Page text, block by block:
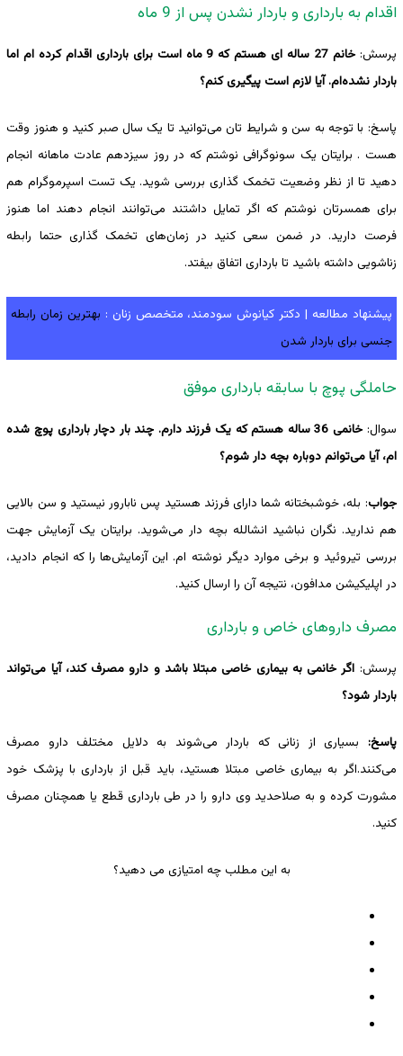
اقدام به بارداری و باردار نشدن پس از 9 ماه
پرسش:
خانم 27 ساله ای هستم که 9 ماه است برای بارداری اقدام کرده ام اما
باردار نشده‌ام. آیا لازم است پیگیری کنم؟
پاسخ: با توجه به سن و شرایط تان می‌توانید تا یک سال صبر کنید و هنوز وقت
هست . برایتان یک سونوگرافی نوشتم که در روز سیزدهم عادت ماهانه انجام
دهید تا از نظر وضعیت تخمک گذاری بررسی شوید. یک تست اسپرموگرام هم
برای همسرتان نوشتم که اگر تمایل داشتند می‌توانند انجام دهند اما هنوز
فرصت دارید. در ضمن سعی کنید در زمان‌های تخمک گذاری حتما رابطه
زناشویی داشته باشید تا بارداری اتفاق بیفتد.
پیشنهاد مطالعه | دکتر کیانوش سودمند، متخصص زنان : بهترین زمان رابطه
جنسی برای باردار شدن
حاملگی پوچ با سابقه بارداری موفق
سوال:
خانمی 36 ساله هستم که یک فرزند دارم. چند بار دچار بارداری پوچ شده
ام، آیا می‌توانم دوباره بچه دار شوم؟
جواب: بله، خوشبختانه شما دارای فرزند هستید پس نابارور نیستید و سن بالایی
هم ندارید. نگران نباشید انشالله بچه دار می‌شوید. برایتان یک آزمایش جهت
بررسی تیروئید و برخی موارد دیگر نوشته ام. این آزمایش‌ها را که انجام دادید،
در اپلیکیشن مدافون، نتیجه آن را ارسال کنید.
مصرف داروهای خاص و بارداری
پرسش: اگر خانمی به بیماری خاصی مبتلا باشد و دارو مصرف کند، آیا می‌تواند
باردار شود؟
پاسخ: بسیاری از زنانی که باردار می‌شوند به دلایل مختلف دارو مصرف
می‌کنند.اگر به بیماری خاصی مبتلا هستید، باید قبل از بارداری با پزشک خود
مشورت کرده و به صلاحدید وی دارو را در طی بارداری قطع یا همچنان مصرف
کنید.
به این مطلب چه امتیازی می دهید؟